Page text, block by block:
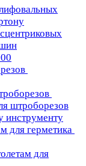
штроборезов
инструменту
для герметика
для